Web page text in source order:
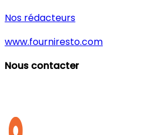
Nos rédacteurs
www.fourniresto.com
Nous contacter